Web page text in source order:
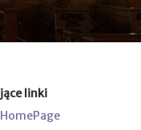
linki
HomePage